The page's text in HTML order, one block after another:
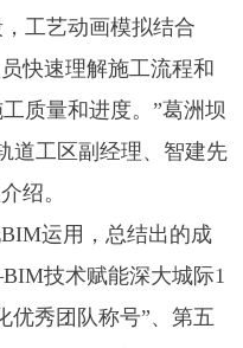
工艺动画模拟结合
快速理解施工流程和
质量和进度。”葛洲坝
道工区副经理、智建先
绍。
运用，总结出的成
技术赋能深大城际1
优秀团队称号”、第五